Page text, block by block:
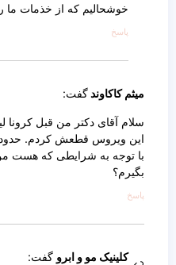
خوشحالیم که از خذمات ما
پاسخ
میثم کاکاوندگفت:
سلام آقای دکتر من قبل کرونا
با توجه به شرایطی که هست
بگیرم؟
پاسخ
کلینیک مو و ابرو گفت: